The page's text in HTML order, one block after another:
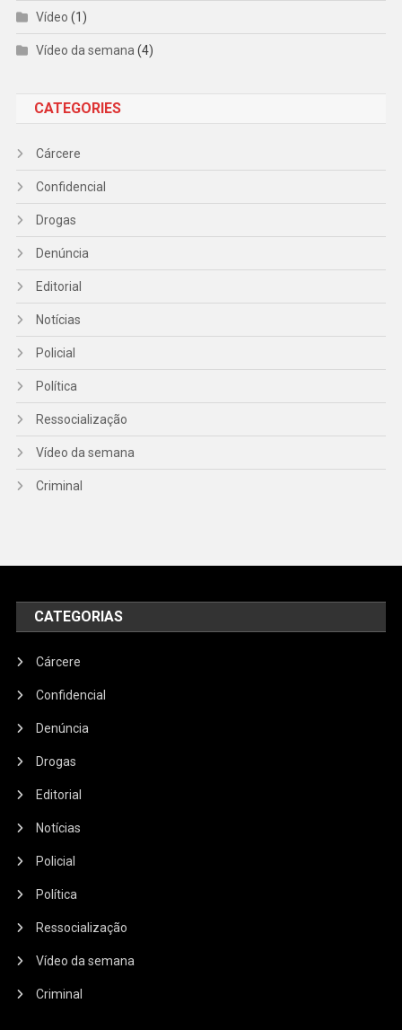
Vídeo (1)
Vídeo da semana(4)
CATEGORIES
Cárcere
Confidencial
Drogas
Denúncia
Editorial
Notícias
Policial
Política
Ressocialização
Vídeo da semana
Criminal
CATEGORIAS
Cárcere
Confidencial
Denúncia
Drogas
Editorial
Notícias
Policial
Política
Ressocialização
Vídeo da semana
Criminal